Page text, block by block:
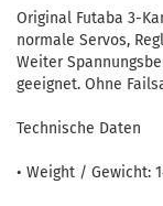
Original Futaba 3-
normale Servos,
Weiter
geeignet. Ohne
Technische Daten
• Weight / Gewicht: